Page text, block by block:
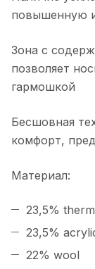
повышенную
Зона с
позволяет
гармошкой
Бесшовная
комфорт,
Материал:
23,5%
23,5%
22% wool